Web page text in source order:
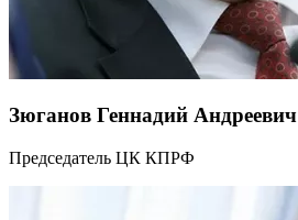
Зюганов Геннадий Андреевич
Председатель ЦК КПРФ